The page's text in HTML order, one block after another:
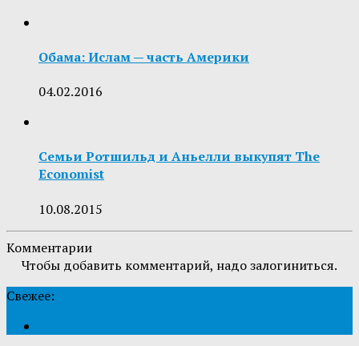
Обама: Ислам — часть Америки
04.02.2016
Семьи Ротшильд и Аньелли выкупят The
Economist
10.08.2015
Комментарии
Чтобы добавить комментарий, надо залогиниться.
Свежее: